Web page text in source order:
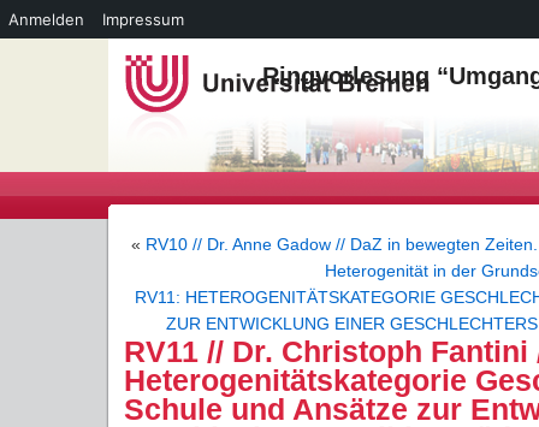
Ringvorlesung
« RV10 // Dr. Anne Gadow // DaZ in bewegten
Heterogenität in der
RV11: HETEROGENITÄTSKATEGORIE
ZUR ENTWICKLUNG EINER
RV11 // Dr. Christoph Fantini
Heterogenitätskategorie
Schule und Ansätze zur
Anmelden Impressum